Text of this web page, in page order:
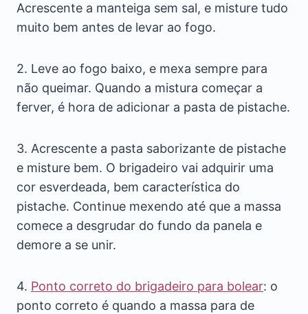
Acrescente a manteiga sem sal, e misture tudo
muito bem antes de levar ao fogo.
2. Leve ao fogo baixo, e mexa sempre para
não queimar. Quando a mistura começar a
ferver, é hora de adicionar a pasta de pistache.
3. Acrescente a pasta saborizante de pistache
e misture bem. O brigadeiro vai adquirir uma
cor esverdeada, bem característica do
pistache. Continue mexendo até que a massa
comece a desgrudar do fundo da panela e
demore a se unir.
4. Ponto correto do brigadeiro para bolear: o
ponto correto é quando a massa para de